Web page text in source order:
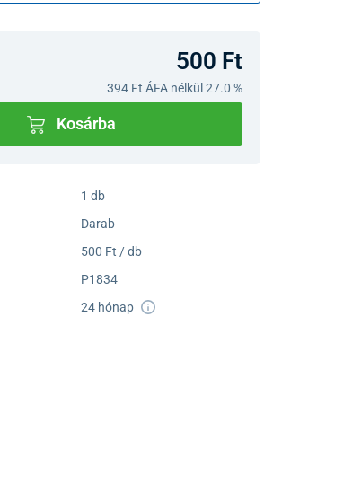
500 Ft
394 Ft ÁFA nélkül 27.0 %
Kosárba
1 db
Darab
500 Ft / db
P1834
24 hónap